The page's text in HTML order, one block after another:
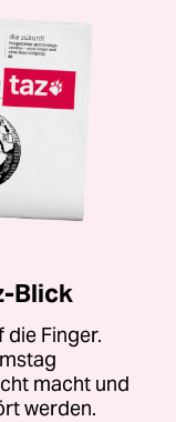
Blick
die Finger.
macht und
werden.